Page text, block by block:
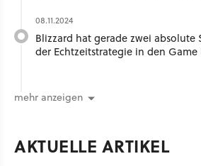
08.11.2024
Blizzard hat gerade zwei
der Echtzeitstrategie in den Game
mehr anzeigen
AKTUELLE ARTIKEL